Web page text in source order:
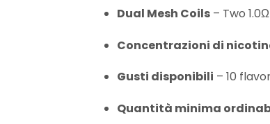
Dual Mesh Coils– Two
Concentrazioni di
Gusti disponibili – 10
Quantità minima